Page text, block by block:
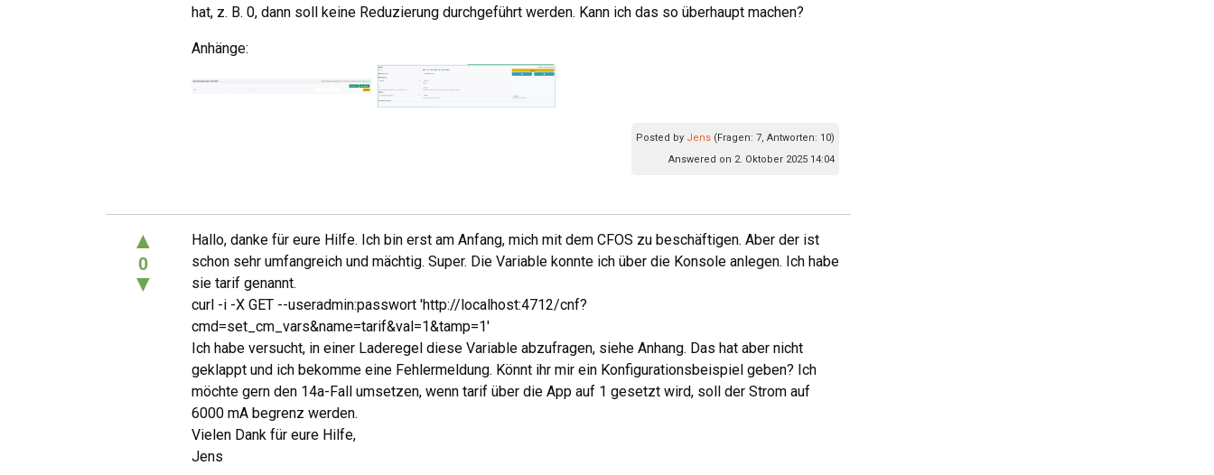
hat, z. B. 0, dann soll keine Reduzierung durchgeführt werden. Kann ich das so überhaupt machen?
Anhänge:
Posted by Jens (Fragen: 7, Antworten: 10)
Answered on 2. Oktober 2025 14:04
▲
0
▼
Hallo, danke für eure Hilfe. Ich bin erst am Anfang, mich mit dem CFOS zu beschäftigen. Aber der ist
schon sehr umfangreich und mächtig. Super. Die Variable konnte ich über die Konsole anlegen. Ich habe
sie tarif genannt.
curl -i -X GET --useradmin:passwort 'http://localhost:4712/cnf?
cmd=set_cm_vars&name=tarif&val=1&tamp=1'
Ich habe versucht, in einer Laderegel diese Variable abzufragen, siehe Anhang. Das hat aber nicht
geklappt und ich bekomme eine Fehlermeldung. Könnt ihr mir ein Konfigurationsbeispiel geben? Ich
möchte gern den 14a-Fall umsetzen, wenn tarif über die App auf 1 gesetzt wird, soll der Strom auf
6000 mA begrenz werden.
Vielen Dank für eure Hilfe,
Jens